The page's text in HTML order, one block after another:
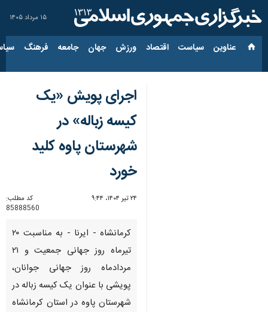
۱۵ مرداد ۱۴۰۵
عناوین‌ سیاست اقتصاد ورزش جهان جامعه فرهنگ
اجرای پویش «یک
کیسه زباله» در
شهرستان پاوه کلید
خورد
۲۴ تیر ۱۴۰۴، ۹:۴۴
کد مطلب:
85888560
کرمانشاه - ایرنا - به مناسبت ۲۰
تیرماه روز جهانی جمعیت و ۲۱
مردادماه روز جهانی جوانان،
پویشی با عنوان یک کیسه زباله در
شهرستان پاوه در استان کرمانشاه